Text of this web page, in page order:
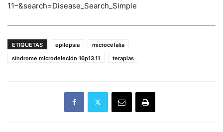
11–&search=Disease_Search_Simple
ETIQUETAS epilepsia
microcefalia
síndrome microdeleción 16p13.11
terapias